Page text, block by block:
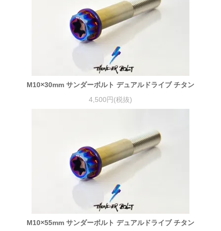
M10×30mm サンダーボルト デュアルドライブ チタン
4,500円(税抜)
M10×55mm サンダーボルト デュアルドライブ チタン